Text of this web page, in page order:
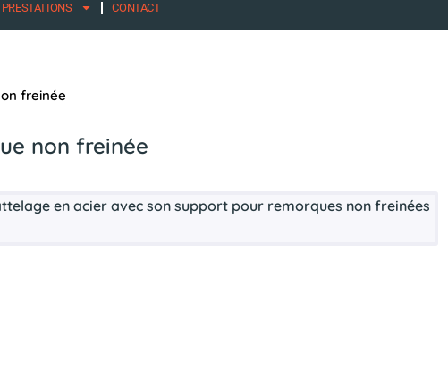
CONTACT
non freinée
freinée
en acier avec son support pour remorques non freinées